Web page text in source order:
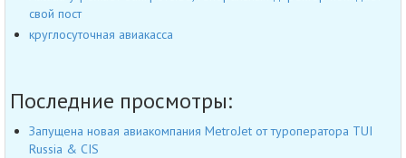
свой пост
круглосуточная авиакасса
Последние просмотры:
Запущена новая авиакомпания MetroJet от туроператора TUI
Russia & CIS